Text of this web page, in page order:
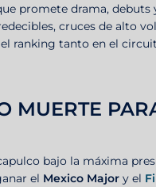
promete drama, debuts
cruces de alto
ranking tanto en el
MUERTE
bajo la máxima
el Mexico Major y el